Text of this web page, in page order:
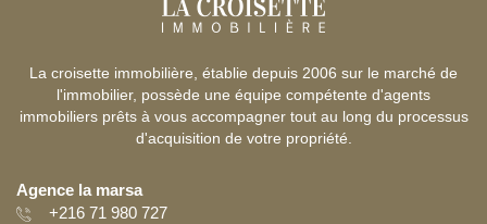
La croisette immobilière, établie depuis 2006 sur le marché de
l'immobilier, possède une équipe compétente d'agents
immobiliers prêts à vous accompagner tout au long du processus
d'acquisition de votre propriété.
Agence la marsa
+216 71 980 727